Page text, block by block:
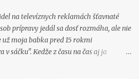
druhom sushi je maki,
domácností. ...
na televíznych reklamách šťavnaté
prípravy jedál sa dosť rozmáha, ale nie
už moja babka pred 15 rokmi
sáčku". Kedže z času na čas aj ja